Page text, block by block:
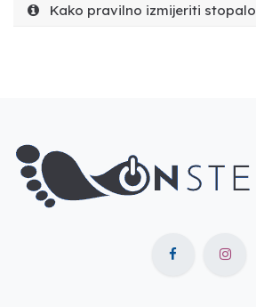
Kako pravilno izmijeriti stopalo